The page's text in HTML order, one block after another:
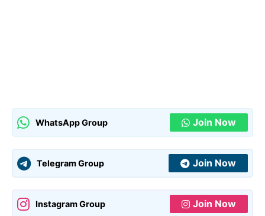
WhatsApp Group Join Now
Telegram Group Join Now
Instagram Group Join Now